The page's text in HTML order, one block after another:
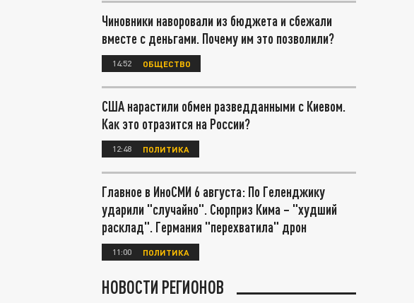
Чиновники наворовали из бюджета и сбежали
вместе с деньгами. Почему им это позволили?
14:52 ОБЩЕСТВО
США нарастили обмен разведданными с Киевом.
Как это отразится на России?
12:48 ПОЛИТИКА
Главное в ИноСМИ 6 августа: По Геленджику
ударили "случайно". Сюрприз Кима – "худший
расклад". Германия "перехватила" дрон
11:00 ПОЛИТИКА
НОВОСТИ РЕГИОНОВ